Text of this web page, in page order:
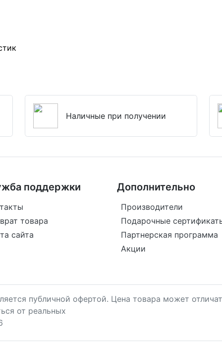
Наличные при получении
поддержки
товара
сайта
Дополнительно
Производители
Подарочные
Партнерская программа
Акции
публичной офертой. Цена товара может
от реальных